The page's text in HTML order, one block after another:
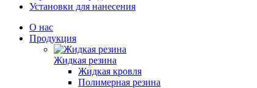
Установки для нанесения
О нас
Продукция
Жидкая резина
Жидкая кровля
Полимерная резина